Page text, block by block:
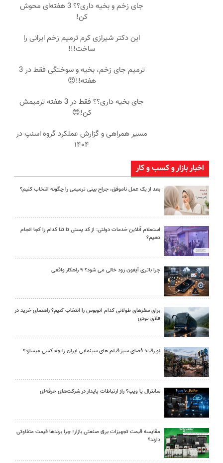
جای زخم و بخیه داری؟؟ 3 هفته‌ای محوش
کن!
این دکتر شیرازی کرم ترمیم زخم ایرانی را
ساخت!!!
ترمیم جای زخم، بخیه و سوختگی فقط در 3
هفته!!😍
جای بخیه داری؟؟ فقط در 3 هفته ترمیمش
کن!😍
مسیر همراهی و گزارش عملکرد گروه اسنپ در
۱۴۰۴
اخبار بازار و کسب و کار
بعد از یک عمل ناموفق، جراح بینی ترمیمی را چگونه انتخاب کنیم؟
استعلام آنلاین خدمات دولتی: از کد پستی تا ثنا کدام را کجا انجام
دهیم؟
چرا باتری آیفون زود خالی می شود؟ ۹ راهکار واقعی
برای سفرهای طولانی کدام اتوبوس را انتخاب کنیم؟ راهنمای خرید در
فلای تودی
لو رفت! فضای سبز فیلم های سینمایی ایران را چه کسی میسازد؟
سانترال یا ویپ؟ راز ارتباطات پایدار در شرکت‌های حرفه‌ای
مقایسه قیمت تجهیزات برق صنعتی بازار؛ چرا برندها قیمت متفاوتی
دارند؟